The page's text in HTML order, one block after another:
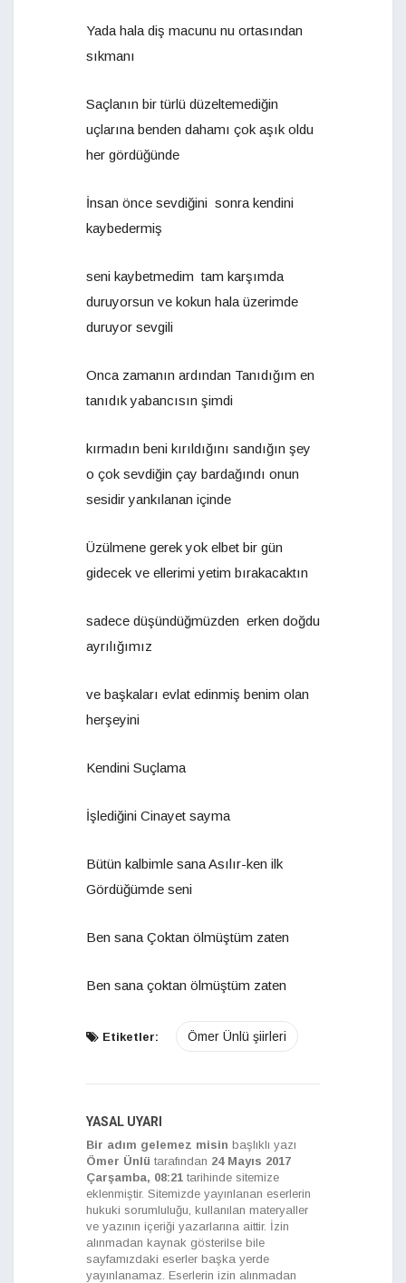
Yada hala diş macunu nu ortasından
sıkmanı
Saçlanın bir türlü düzeltemediğin
uçlarına benden dahamı çok aşık oldu
her gördüğünde
İnsan önce sevdiğini sonra kendini
kaybedermiş
seni kaybetmedim tam karşımda
duruyorsun ve kokun hala üzerimde
duruyor sevgili
Onca zamanın ardından Tanıdığım en
tanıdık yabancısın şimdi
kırmadın beni kırıldığını sandığın şey
o çok sevdiğin çay bardağındı onun
sesidir yankılanan içinde
Üzülmene gerek yok elbet bir gün
gidecek ve ellerimi yetim bırakacaktın
sadece düşündüğmüzden erken doğdu
ayrılığımız
ve başkaları evlat edinmiş benim olan
herşeyini
Kendini Suçlama
İşlediğini Cinayet sayma
Bütün kalbimle sana Asılır-ken ilk
Gördüğümde seni
Ben sana Çoktan ölmüştüm zaten
Ben sana çoktan ölmüştüm zaten
Etiketler: Ömer Ünlü şiirleri
YASAL UYARI
Bir adım gelemez misin başlıklı yazı
Ömer Ünlü tarafından 24 Mayıs 2017
Çarşamba, 08:21 tarihinde sitemize
eklenmiştir. Sitemizde yayınlanan eserlerin
hukuki sorumluluğu, kullanılan materyaller
ve yazının içeriği yazarlarına aittir. İzin
alınmadan kaynak gösterilse bile
sayfamızdaki eserler başka yerde
yayınlanamaz. Eserlerin izin alınmadan